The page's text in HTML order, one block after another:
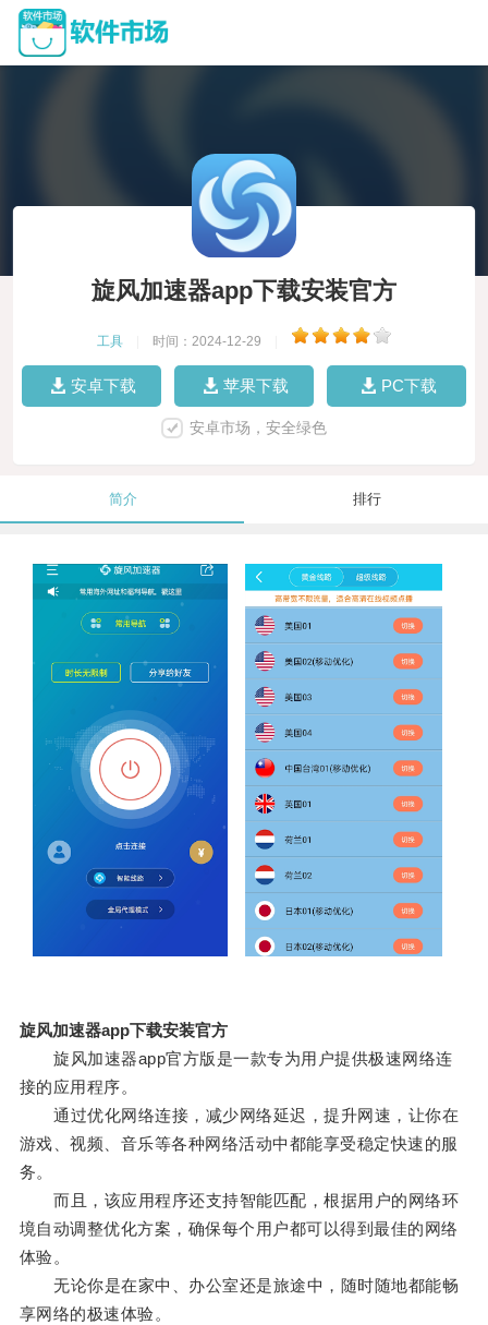
旋风加速器app下载安装官方
工具 时间：2024-12-29
安卓下载 苹果下载 PC下载
安卓市场，安全绿色
简介 排行
旋风加速器app下载安装官方
旋风加速器app官方版是一款专为用户提供极速网络连
接的应用程序。
通过优化网络连接，减少网络延迟，提升网速，让你在
游戏、视频、音乐等各种网络活动中都能享受稳定快速的服
务。
而且，该应用程序还支持智能匹配，根据用户的网络环
境自动调整优化方案，确保每个用户都可以得到最佳的网络
体验。
无论你是在家中、办公室还是旅途中，随时随地都能畅
享网络的极速体验。